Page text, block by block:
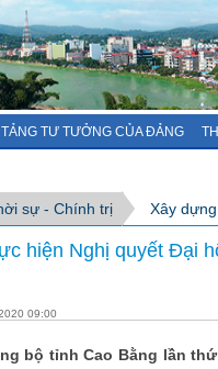
TẢNG TƯ TƯỞNG CỦA ĐẢNG
sự - Chính trị Xây
hiện Nghị quyết Đại
09:00
bộ tỉnh Cao Bằng lần